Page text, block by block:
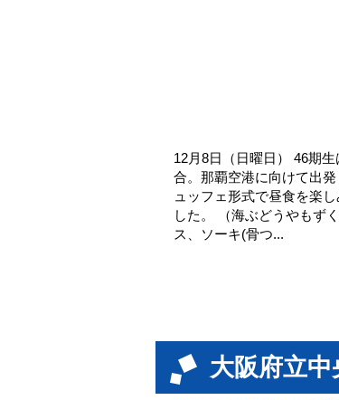
12月8日（日曜日） 46期
合。那覇空港に向けて
ュッフェ形式で昼食を楽
した。 （海ぶどうやもず
ス、ソーキ(骨つ...
大阪府立